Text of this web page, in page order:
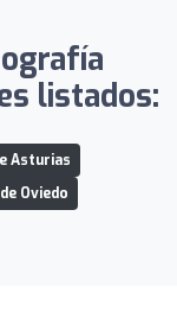
listados:
Asturias
Oviedo